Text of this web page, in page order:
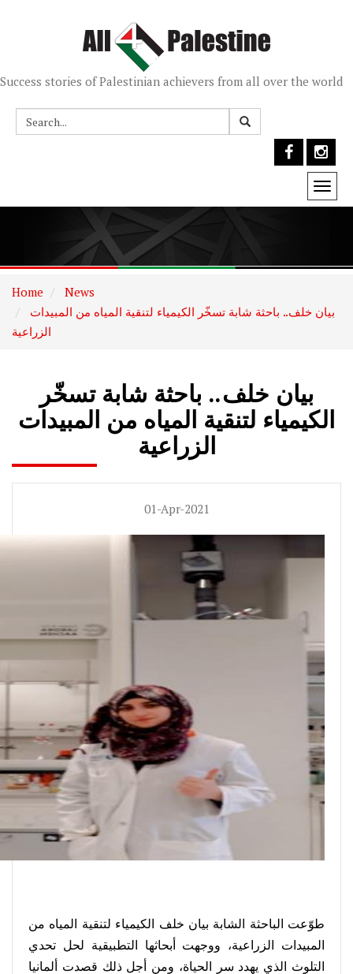
Success stories of Palestinian achievers from all over the world
Home
News
الزراعية
بيان خلف.. باحثة شابة تسخّر
الكيمياء لتنقية المياه من المبيدات
الزراعية
01-Apr-2021
طوّعت الباحثة الشابة بيان خلف الكيمياء لتنقية المياه من
المبيدات الزراعية، ووجهت أبحاثها التطبيقية لحل تحدي
التلوث الذي يهدد سر الحياة، ومن أجل ذلك قصدت ألمانيا